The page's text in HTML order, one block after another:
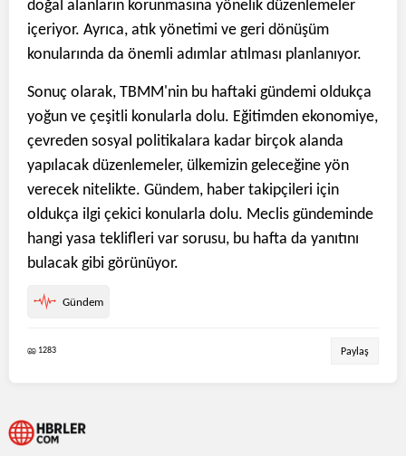
doğal alanların korunmasına yönelik düzenlemeler
içeriyor. Ayrıca, atık yönetimi ve geri dönüşüm
konularında da önemli adımlar atılması planlanıyor.
Sonuç olarak, TBMM'nin bu haftaki gündemi oldukça
yoğun ve çeşitli konularla dolu. Eğitimden ekonomiye,
çevreden sosyal politikalara kadar birçok alanda
yapılacak düzenlemeler, ülkemizin geleceğine yön
verecek nitelikte. Gündem, haber takipçileri için
oldukça ilgi çekici konularla dolu. Meclis gündeminde
hangi yasa teklifleri var sorusu, bu hafta da yanıtını
bulacak gibi görünüyor.
Gündem
1283 Paylaş